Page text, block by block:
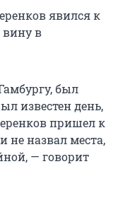
явился к
вину в
был
известен день,
пришел к
не назвал места,
— говорит